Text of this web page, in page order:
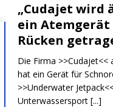
„Cudajet wird
ein Atemgerät
Rücken
Die Firma >>Cudajet<<
hat ein Gerät für
>>Underwater
Unterwassersport [...]